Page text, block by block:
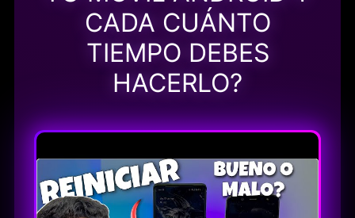
CADA CUÁNTO
TIEMPO DEBES
HACERLO?